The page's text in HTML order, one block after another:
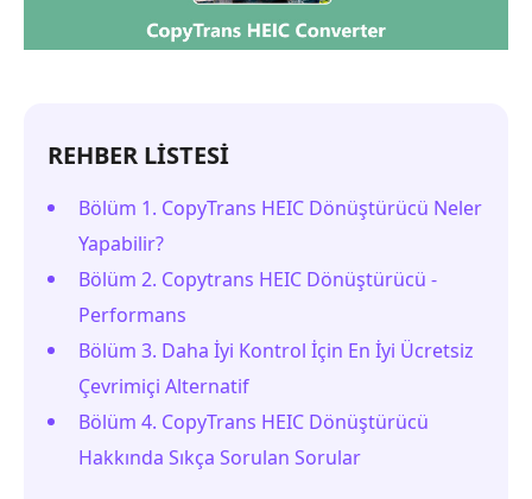
REHBER LİSTESİ
Bölüm 1. CopyTrans HEIC Dönüştürücü Neler
Yapabilir?
Bölüm 2. Copytrans HEIC Dönüştürücü -
Performans
Bölüm 3. Daha İyi Kontrol İçin En İyi Ücretsiz
Çevrimiçi Alternatif
Bölüm 4. CopyTrans HEIC Dönüştürücü
Hakkında Sıkça Sorulan Sorular